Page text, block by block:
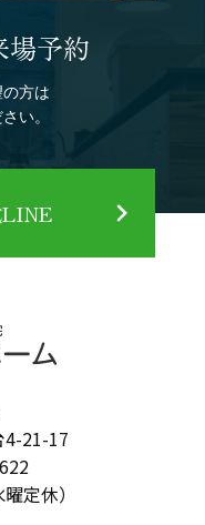
場予約
方は
い。
LINE
4-21-17
定休）